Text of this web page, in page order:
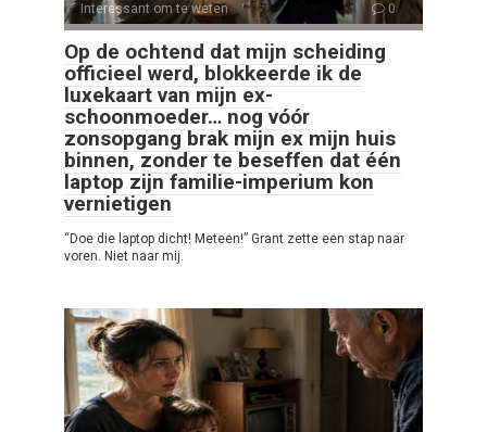
Interessant om te weten 0
Op de ochtend dat mijn scheiding
officieel werd, blokkeerde ik de
luxekaart van mijn ex-
schoonmoeder… nog vóór
zonsopgang brak mijn ex mijn huis
binnen, zonder te beseffen dat één
laptop zijn familie-imperium kon
vernietigen
“Doe die laptop dicht! Meteen!” Grant zette een stap naar
voren. Niet naar mij.